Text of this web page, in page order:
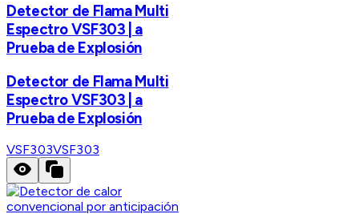
Detector de Flama Multi
Espectro VSF303 | a
Prueba de Explosión
Detector de Flama Multi
Espectro VSF303 | a
Prueba de Explosión
VSF303VSF303